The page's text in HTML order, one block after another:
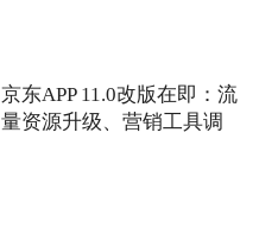
京东APP 11.0改版在即：流
量资源升级、营销工具调